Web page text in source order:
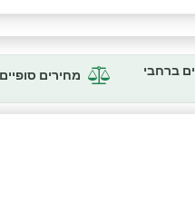
מ-50 ספקים ברחבי
מחירים